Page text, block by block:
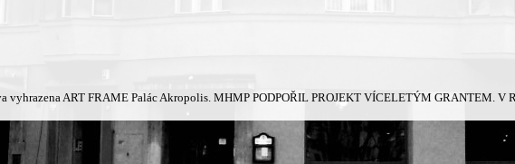
vyhrazena ART FRAME Palác Akropolis. MHMP PODPOŘIL PROJEKT VÍCELETÝM GRANTEM. V